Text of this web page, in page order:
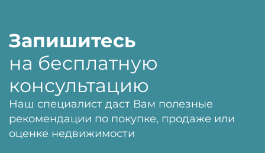
Запишитесь
на бесплатную
консультацию
Наш специалист даст Вам полезные
рекомендации по покупке, продаже или
оценке недвижимости